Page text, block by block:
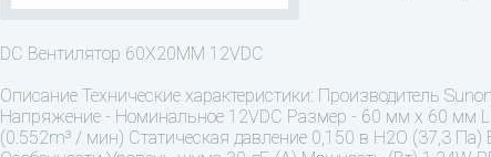
DC Вентилятор 60X20MM 12VDC
Описание Технические характеристики: Производитель
Напряжение - Номинальное 12VDC Размер - 60 мм х 60 мм
(0.552m³ / мин) Статическая давление 0,150 в H2O (37,3